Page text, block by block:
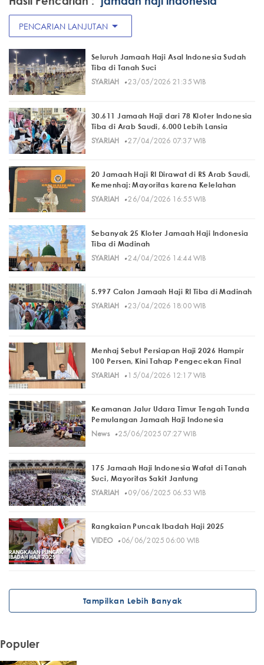
PENCARIAN LANJUTAN arrow_drop_down
Seluruh Jamaah Haji Asal Indonesia Sudah
Tiba di Tanah Suci
SYARIAH
· 23/05/2026 21:35 WIB
30.611 Jamaah Haji dari 78 Kloter Indonesia
Tiba di Arab Saudi, 6.000 Lebih Lansia
SYARIAH
· 27/04/2026 07:37 WIB
20 Jamaah Haji RI Dirawat di RS Arab Saudi,
Kemenhaj: Mayoritas karena Kelelahan
SYARIAH
· 26/04/2026 16:55 WIB
Sebanyak 25 Kloter Jamaah Haji Indonesia
Tiba di Madinah
SYARIAH
· 24/04/2026 14:44 WIB
5.997 Calon Jamaah Haji RI Tiba di Madinah
SYARIAH
· 23/04/2026 18:00 WIB
Menhaj Sebut Persiapan Haji 2026 Hampir
100 Persen, Kini Tahap Pengecekan Final
SYARIAH
· 15/04/2026 12:17 WIB
Keamanan Jalur Udara Timur Tengah Tunda
Pemulangan Jamaah Haji Indonesia
News· 25/06/2025 07:27 WIB
175 Jamaah Haji Indonesia Wafat di Tanah
Suci, Mayoritas Sakit Jantung
SYARIAH
· 09/06/2025 06:53 WIB
Rangkaian Puncak Ibadah Haji 2025
VIDEO· 06/06/2025 06:00 WIB
Tampilkan Lebih Banyak
Populer